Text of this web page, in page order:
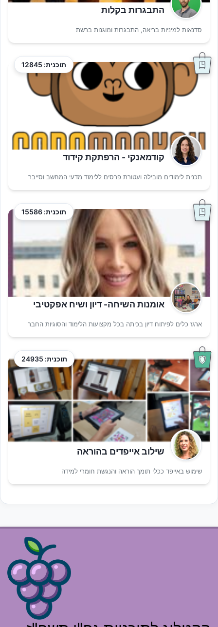
התבגרות בקלות
סדנאות למיניות בריאה, התבגרות ומוגנות ברשת
תוכנית: 12845
קודמאנקי - הרפתקת קידוד
תכנית לימודים מובילה ועטורת פרסים ללימוד מדעי המחשב וסייבר
תוכנית: 15586
אומנות השיחה- דיון ושיח אפקטיבי
ארגז כלים לפיתוח דיון בכיתה בכל מקצועות הלימוד והסוגיות החבר
תוכנית: 24935
שילוב אייפדים בהוראה
שימוש באייפד ככלי תומך הוראה והנגשת חומרי למידה